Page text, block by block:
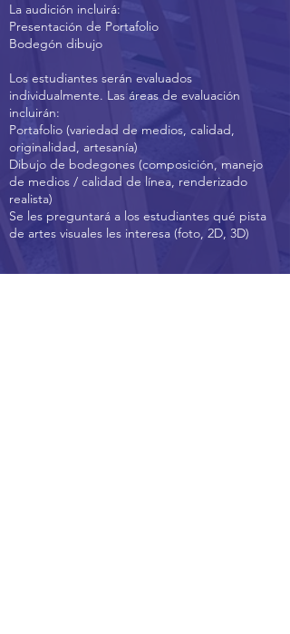
La audición incluirá:
Presentación de Portafolio
Bodegón dibujo
Los estudiantes serán evaluados
individualmente. Las áreas de evaluación
incluirán:
Portafolio (variedad de medios, calidad,
originalidad, artesanía)
Dibujo de bodegones (composición, manejo
de medios / calidad de línea, renderizado
realista)
Se les preguntará a los estudiantes qué pista
de artes visuales les interesa (foto, 2D, 3D)